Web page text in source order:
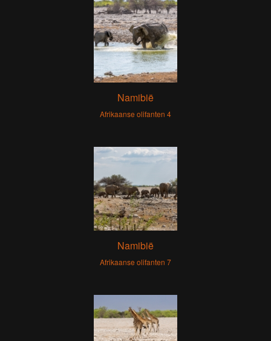
Namibië
Afrikaanse olifanten 4
Namibië
Afrikaanse olifanten 7